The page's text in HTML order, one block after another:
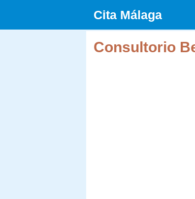
contenido
Cita Málaga
Consultorio